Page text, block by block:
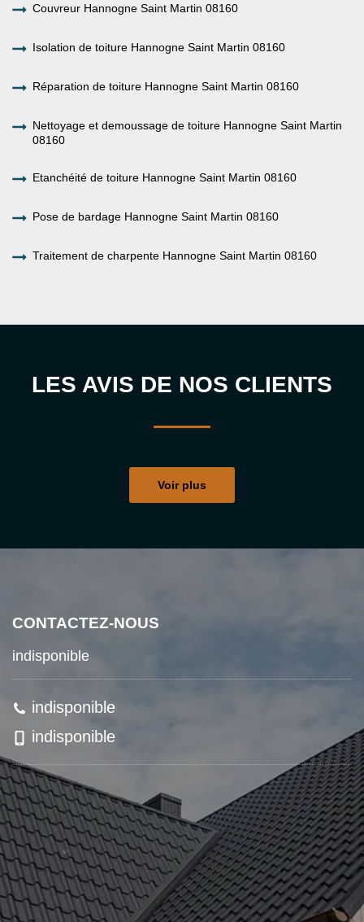
Couvreur Hannogne Saint Martin 08160
Isolation de toiture Hannogne Saint Martin 08160
Réparation de toiture Hannogne Saint Martin 08160
Nettoyage et demoussage de toiture Hannogne Saint Martin
08160
Etanchéité de toiture Hannogne Saint Martin 08160
Pose de bardage Hannogne Saint Martin 08160
Traitement de charpente Hannogne Saint Martin 08160
LES AVIS DE NOS CLIENTS
Voir plus
CONTACTEZ-NOUS
indisponible
indisponible
indisponible